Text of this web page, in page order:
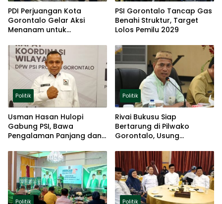
PDI Perjuangan Kota
Gorontalo Gelar Aksi
Menanam untuk
PSI Gorontalo Tancap Gas
Benahi Struktur, Target
Lolos Pemilu 2029
Politik
Usman Hasan Hulopi
Gabung PSI, Bawa
Pengalaman Panjang dan
Politik
Rivai Bukusu Siap
Bertarung di Pilwako
Gorontalo, Usung
Politik
Politik Politik